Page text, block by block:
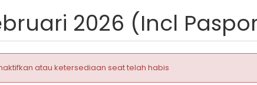
2026 (Incl
atau ketersediaan seat telah habis